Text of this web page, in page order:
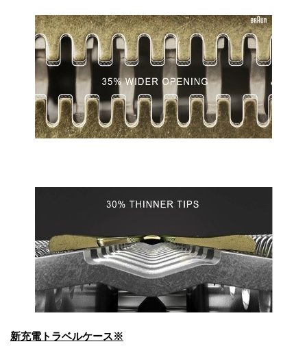
新充電トラベルケース※